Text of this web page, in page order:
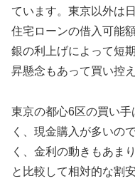
ています。東京以外は
住宅ローンの借入可能
銀の利上げによって短
昇懸念もあって買い控
東京の都心6区の買い
く、現金購入が多いの
く、金利の動きもあま
と比較して相対的な割